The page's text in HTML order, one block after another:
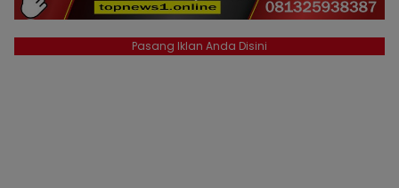
Pasang Iklan Anda Disini